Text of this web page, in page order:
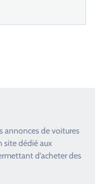
annonces devoitures
site dédié aux
d’acheter des